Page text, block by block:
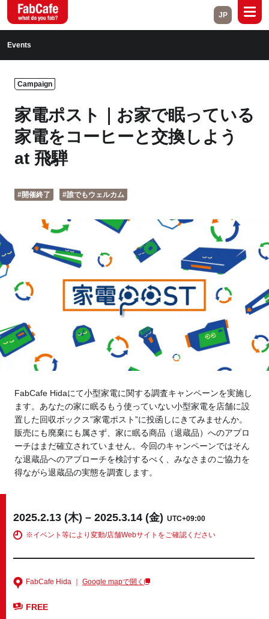
Open Labs Project Cases
Contact
Close
Branch List
Kyoto
Osaka Hida
Chiba
Fukushima Taipei
Toulouse Strasbourg
Kuala Lumpur Bangkok
JP
Events
Campaign
家電ポスト｜お家で眠っている
家電をコーヒーと交換しよう
at 飛騨
#開催終了 #誰でもウェルカム
FabCafe Hidaにて小型家電に関する調査キャンペーンを実施し
ます。あなたの家に眠るもう使っていない小型家電を店舗に設
置した回収ボックス”家電ポスト”に投函しにきてみませんか。
販売にも廃棄にも属さず、家に眠る商品（退蔵品）へのアプロ
ーチはまだ確立されていません。今回のキャンペーンではそん
な退蔵品へのアプローチを検討するべく、みなさまのご協力を
得ながら退蔵品の実態を調査します。
2025.2.13 (木) – 2025.3.14 (金) UTC+09:00
※イベント等により変動/店舗Webサイトをご確認ください
FabCafe Hida ｜ Google mapで開く
FREE